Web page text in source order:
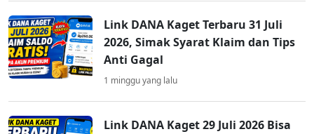
Link DANA Kaget Terbaru 31 Juli
2026, Simak Syarat Klaim dan Tips
Anti Gagal
1 minggu yang lalu
Link DANA Kaget 29 Juli 2026 Bisa